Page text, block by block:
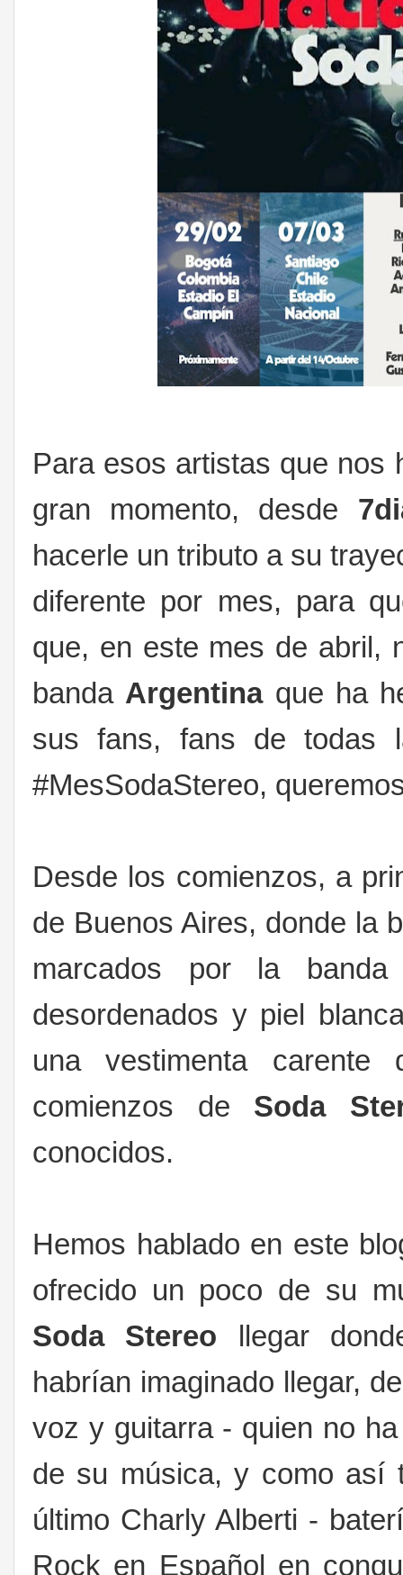
Para esos artistas que nos
gran momento, desde
hacerle un tributo a su
diferente por mes, para
que, en este mes de abril,
banda Argentinaque ha
sus fans, fans de todas
#MesSodaStereo,
Desde los comienzos, a
de Buenos Aires, donde la
marcados por la
desordenados y piel
una vestimenta
comienzos de Soda
conocidos.
Hemos hablado en este
ofrecido un poco de su
Soda
Stereo llegar
habrían imaginado llegar,
voz y guitarra - quien no
de su música, y como así
último Charly Alberti -
Rock en Español en